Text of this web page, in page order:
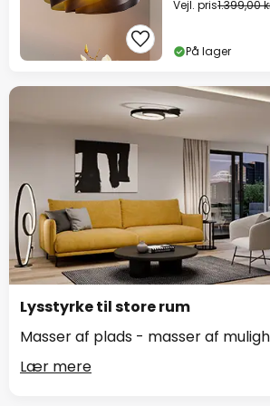
Vejl. pris1.399,00
På lager
Lysstyrke til store rum
Masser af plads - masser af
Lær mere